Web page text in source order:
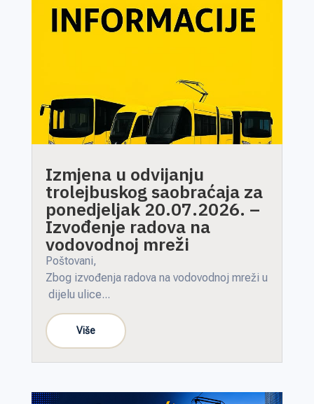
Izmjena u odvijanju
trolejbuskog saobraćaja za
ponedjeljak 20.07.2026. –
Izvođenje radova na
vodovodnoj mreži
Poštovani,
Zbog izvođenja radova na vodovodnoj mreži u
dijelu ulice...